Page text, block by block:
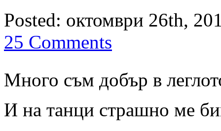
Posted: октомври 26th,
25 Comments
Много съм добър в
И на танци страшно ме